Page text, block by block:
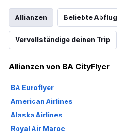
Allianzen Beliebte
Vervollständige deinen Trip
Allianzen von BA CityFlyer
BA Euroflyer
American Airlines
Alaska Airlines
Royal Air Maroc